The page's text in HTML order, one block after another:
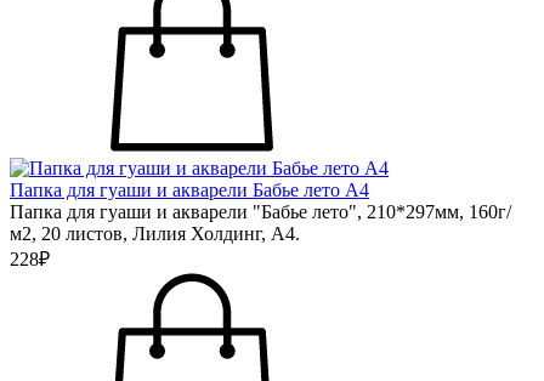
Папка для гуаши и акварели Бабье лето А4
Папка для гуаши и акварели "Бабье лето", 210*297мм, 160г/
м2, 20 листов, Лилия Холдинг, А4.
228₽